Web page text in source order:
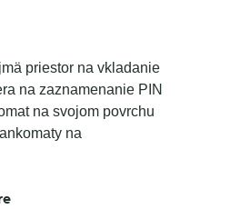
priestor na vkladanie
na zaznamenanie PIN
na svojom povrchu
na